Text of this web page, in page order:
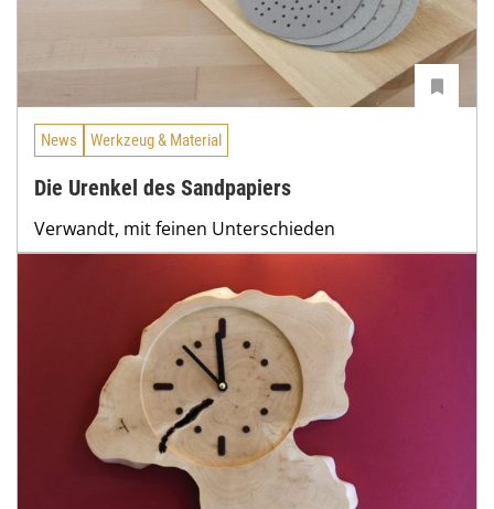
News Werkzeug & Material
Die Urenkel des Sandpapiers
Verwandt, mit feinen Unterschieden